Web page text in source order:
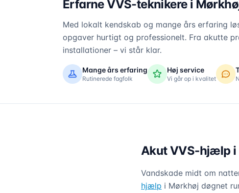
Erfarne VVS-teknikere i
Med lokalt kendskab og mange års erfaring
opgaver hurtigt og professionelt. Fra akutte
installationer – vi står klar.
Mange års erfaring
Rutinerede fagfolk
Høj service
Vi går op i kvalitet
Akut VVS-hjælp i
Vandskade midt om
hjælp i Mørkhøj døgnet